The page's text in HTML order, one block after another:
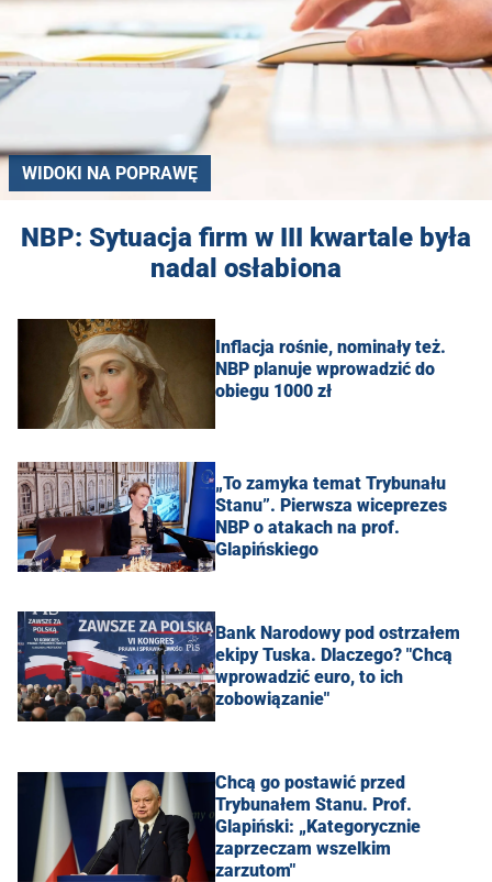
WIDOKI NA POPRAWĘ
NBP: Sytuacja firm w III kwartale była
nadal osłabiona
Inflacja rośnie, nominały też.
NBP planuje wprowadzić do
obiegu 1000 zł
„To zamyka temat Trybunału
Stanu”. Pierwsza wiceprezes
NBP o atakach na prof.
Glapińskiego
Bank Narodowy pod ostrzałem
ekipy Tuska. Dlaczego? "Chcą
wprowadzić euro, to ich
zobowiązanie"
Chcą go postawić przed
Trybunałem Stanu. Prof.
Glapiński: „Kategorycznie
zaprzeczam wszelkim
zarzutom"